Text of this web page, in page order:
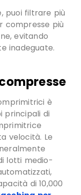
puoi filtrare più
compresse più
evitando
inadeguate.
è
principali di
velocità. Le
lotti medio-
di 10,000